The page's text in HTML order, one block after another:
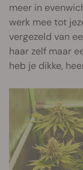
meer in
werk mee tot
vergezeld van
haar zelf maar
heb je dikke,